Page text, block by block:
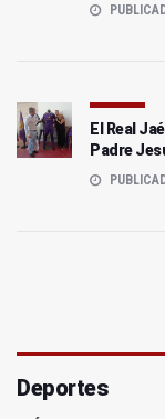
El Real
Padre
Deportes